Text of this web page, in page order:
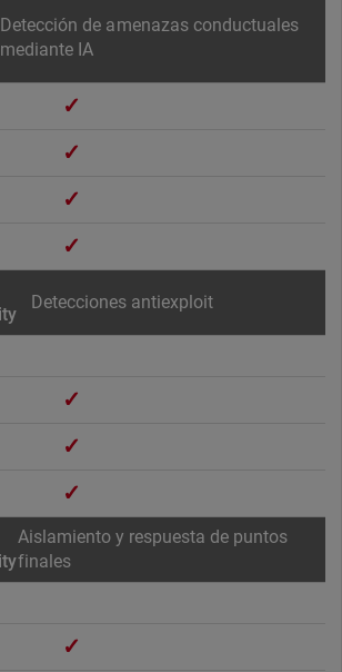
Detección de amenazas conductuales
mediante IA
✓
✓
✓
✓
Detecciones antiexploit
✓
✓
✓
Aislamiento y respuesta de puntos
finales
✓